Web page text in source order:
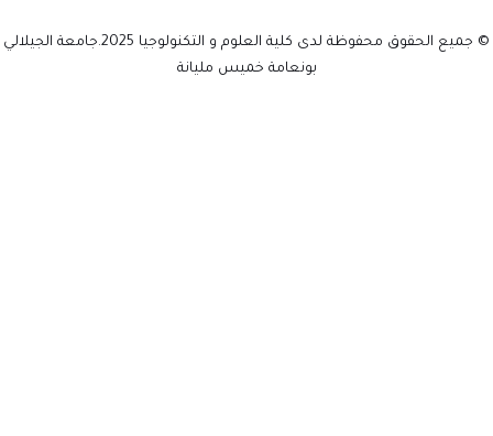
© جميع الحقوق محفوظة لدى كلية العلوم و التكنولوجيا 2025.جامعة الجيلالي
بونعامة خميس مليانة